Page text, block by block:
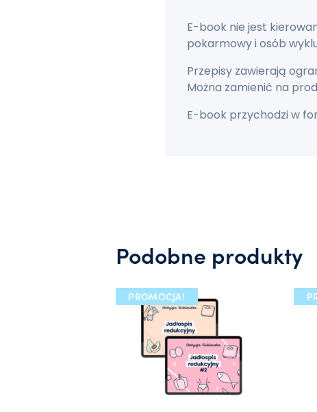
E-book nie jest
pokarmowy i osób
Przepisy zawierają
Można zamienić na
E-book przychodzi w
Podobne produkty
PROMOCJA!